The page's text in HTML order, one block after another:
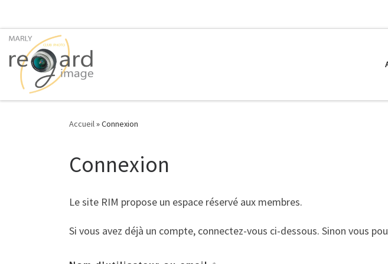
Accueil»Connexion
Connexion
Le site RIM propose un espace réservé aux membres.
Si vous avez déjà un compte, connectez-vous ci-dessous. Sinon vous